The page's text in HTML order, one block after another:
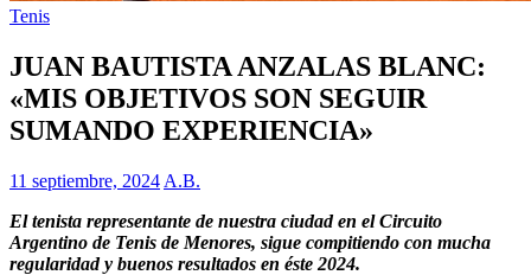
Tenis
JUAN BAUTISTA ANZALAS BLANC:
«MIS OBJETIVOS SON SEGUIR
SUMANDO EXPERIENCIA»
11 septiembre, 2024 A.B.
El tenista representante de nuestra ciudad en el Circuito
Argentino de Tenis de Menores, sigue compitiendo con mucha
regularidad y buenos resultados en éste 2024.